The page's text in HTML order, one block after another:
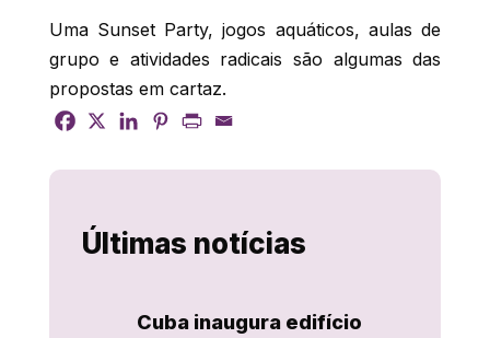
Uma Sunset Party, jogos aquáticos, aulas de
grupo e atividades radicais são algumas das
propostas em cartaz.
Últimas notícias
Cuba inaugura edifício